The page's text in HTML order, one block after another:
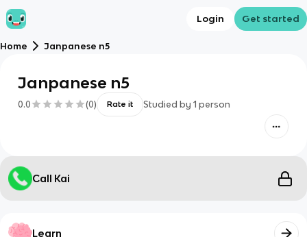
Login Get started
Home Janpanese n5
Janpanese n5
0.0 (0) Rate it Studied by 1 person
Call Kai
Learn